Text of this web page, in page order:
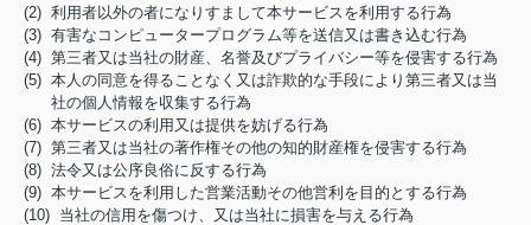
(2) 利用者以外の者になりすまして本サービスを利用する行為
(3) 有害なコンピュータープログラム等を送信又は書き込む行為
(4) 第三者又は当社の財産、名誉及びプライバシー等を侵害する行為
(5) 本人の同意を得ることなく又は詐欺的な手段により第三者又は当
社の個人情報を収集する行為
(6) 本サービスの利用又は提供を妨げる行為
(7) 第三者又は当社の著作権その他の知的財産権を侵害する行為
(8) 法令又は公序良俗に反する行為
(9) 本サービスを利用した営業活動その他営利を目的とする行為
(10) 当社の信用を傷つけ、又は当社に損害を与える行為